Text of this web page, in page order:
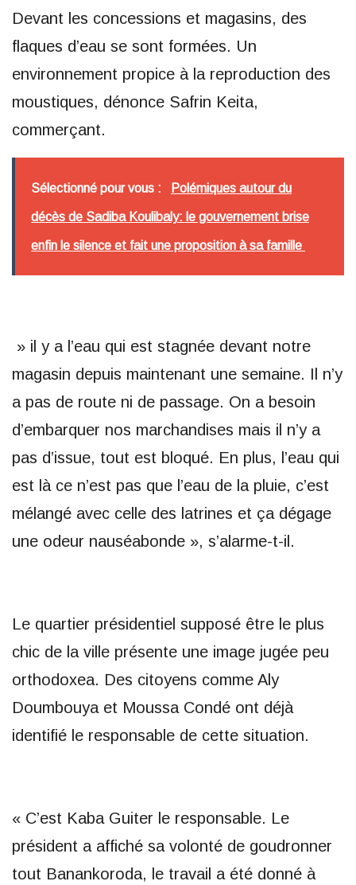
Devant les concessions et magasins, des
flaques d’eau se sont formées. Un
environnement propice à la reproduction des
moustiques, dénonce Safrin Keita,
commerçant.
Sélectionné pour vous : Polémiques autour du
décès de Sadiba Koulibaly: le gouvernement brise
enfin le silence et fait une proposition à sa famille
» il y a l’eau qui est stagnée devant notre
magasin depuis maintenant une semaine. Il n’y
a pas de route ni de passage. On a besoin
d’embarquer nos marchandises mais il n’y a
pas d’issue, tout est bloqué. En plus, l’eau qui
est là ce n’est pas que l’eau de la pluie, c’est
mélangé avec celle des latrines et ça dégage
une odeur nauséabonde », s’alarme-t-il.
Le quartier présidentiel supposé être le plus
chic de la ville présente une image jugée peu
orthodoxea. Des citoyens comme Aly
Doumbouya et Moussa Condé ont déjà
identifié le responsable de cette situation.
« C’est Kaba Guiter le responsable. Le
président a affiché sa volonté de goudronner
tout Banankoroda, le travail a été donné à